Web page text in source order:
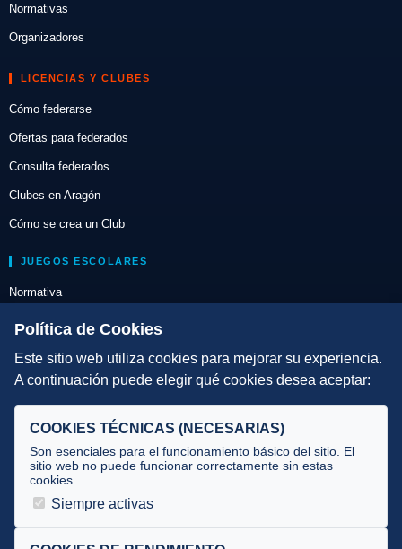
Normativas
Organizadores
LICENCIAS Y CLUBES
Cómo federarse
Ofertas para federados
Consulta federados
Clubes en Aragón
Cómo se crea un Club
JUEGOS ESCOLARES
Normativa
Escuelas de Triatlón
DIRECCIÓN TÉCNICA
Selecciones
Tecnificación
JUECES Y OFICIALES
Documentos
Política de Cookies
Este sitio web utiliza cookies para mejorar su experiencia.
A continuación puede elegir qué cookies desea aceptar:
COOKIES TÉCNICAS (NECESARIAS)
Son esenciales para el funcionamiento básico del sitio. El
sitio web no puede funcionar correctamente sin estas
cookies.
Siempre activas